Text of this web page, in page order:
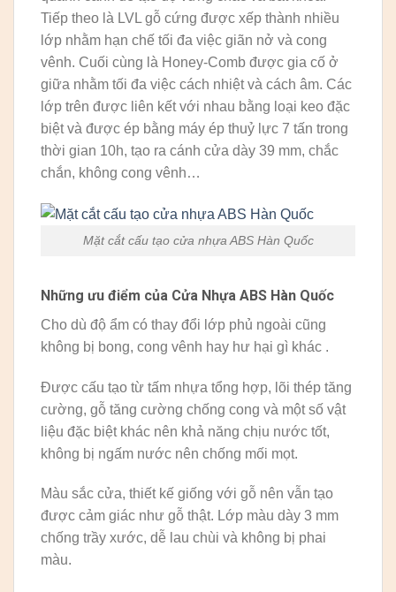
Tiếp theo là LVL gỗ cứng được xếp thành nhiều
lớp nhằm hạn chế tối đa việc giãn nở và cong
vênh. Cuối cùng là Honey-Comb được gia cố ở
giữa nhằm tối đa việc cách nhiệt và cách âm. Các
lớp trên được liên kết với nhau bằng loại keo đặc
biệt và được ép bằng máy ép thuỷ lực 7 tấn trong
thời gian 10h, tạo ra cánh cửa dày 39 mm, chắc
chắn, không cong vênh…
Mặt cắt cấu tạo cửa nhựa ABS Hàn Quốc
Những ưu điểm của Cửa Nhựa ABS Hàn Quốc
Cho dù độ ẩm có thay đổi lớp phủ ngoài cũng
không bị bong, cong vênh hay hư hại gì khác .
Được cấu tạo từ tấm nhựa tổng hợp, lõi thép tăng
cường, gỗ tăng cường chống cong và một số vật
liệu đặc biệt khác nên khả năng chịu nước tốt,
không bị ngấm nước nên chống mối mọt.
Màu sắc cửa, thiết kế giống với gỗ nên vẫn tạo
được cảm giác như gỗ thật. Lớp màu dày 3 mm
chống trầy xước, dễ lau chùi và không bị phai
màu.